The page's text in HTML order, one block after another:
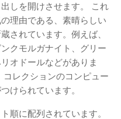
しを開けさせます。 これ
理由である、素晴らしい
されています。例えば、
クモルガナイト、グリー
オドールなどがありま
レクションのコンピュー
けられています。
順に配列されています。